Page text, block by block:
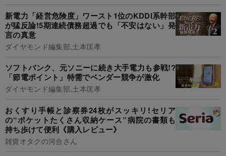
新電力「経営危険度」ワースト1位のKDDI系幹部
が猛反論!5期連続債務超過でも「不安はない」発
言の真意
ダイヤモンド編集部,土本匡孝
ソフトバンク、元ソニーに続き大手電力も参戦!?
「節電ポイント」特需でベンダー競争が激化
ダイヤモンド編集部,土本匡孝
おくすり手帳と診察券24枚がスッキリ!セリア
の“ポケットたくさん収納ケース”病院の書類も
持ち歩けて便利《購入レビュー》
雑貨オタクの河合さん